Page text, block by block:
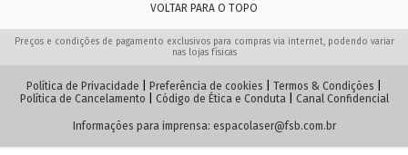
VOLTAR PARA O TOPO
Preços e condições de pagamento exclusivos para compras via internet, podendo variar
nas lojas físicas
Política de Privacidade Preferência de cookies Termos & Condições
Política de Cancelamento
Código de Ética e Conduta| Canal Confidencial
Informações para imprensa: espacolaser@fsb.com.br